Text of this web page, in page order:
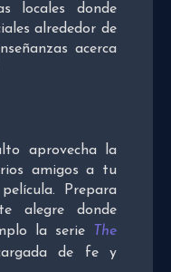
locales donde
alrededor de
acerca
aprovecha la
amigos a tu
Prepara
alegre donde
la serie
The
de fe y